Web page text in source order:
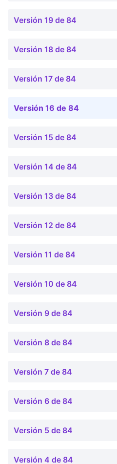
Versión 19 de 84
Versión 18 de 84
Versión 17 de 84
Versión 16 de 84
Versión 15 de 84
Versión 14 de 84
Versión 13 de 84
Versión 12 de 84
Versión 11 de 84
Versión 10 de 84
Versión 9 de 84
Versión 8 de 84
Versión 7 de 84
Versión 6 de 84
Versión 5 de 84
Versión 4 de 84